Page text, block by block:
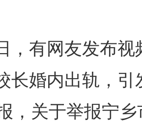
有网友发布视
长婚内出轨，
，关于举报宁